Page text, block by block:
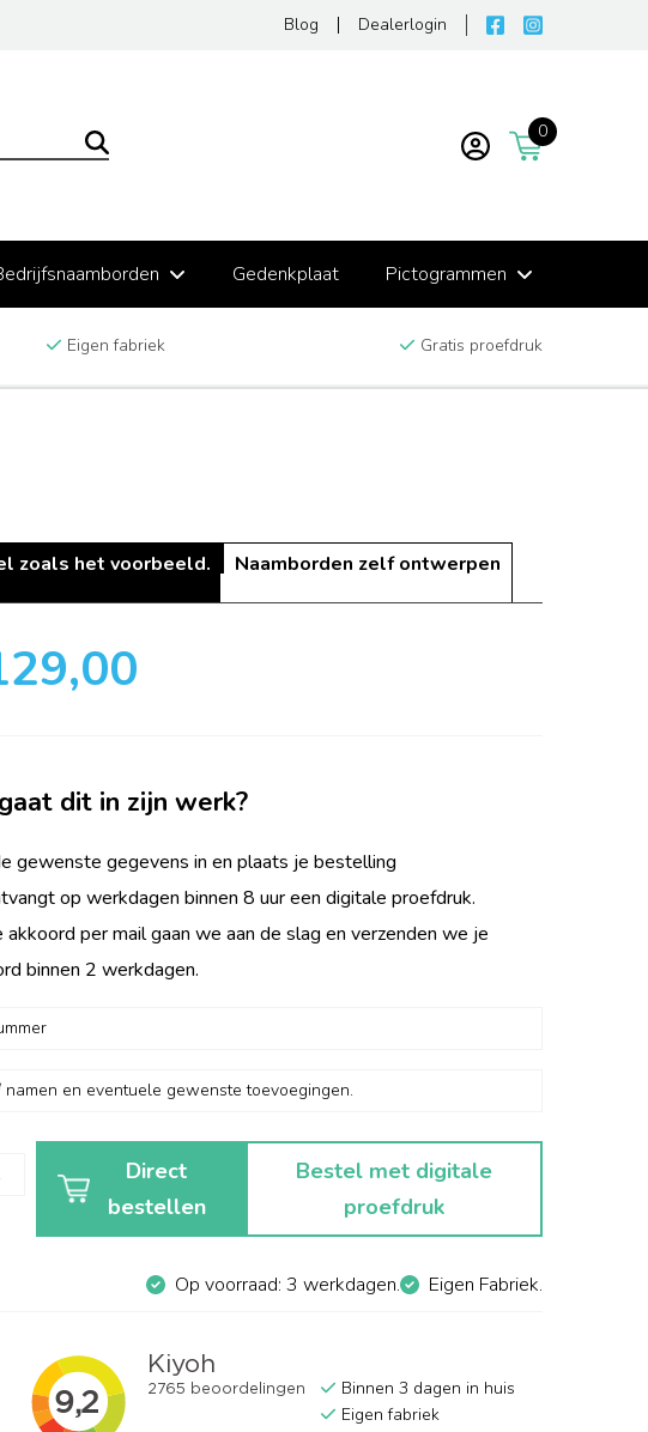
Blog Dealerlogin
0
Gedenkplaat Pictogrammen
Eigen fabriek Gratis proefdruk
zoals het voorbeeld. Naamborden zelf ontwerpen
dit in zijn werk?
gewenste gegevens in en plaats je bestelling
op werkdagen binnen 8 uur een digitale proefdruk.
akkoord per mail gaan we aan de slag en verzenden we je
binnen 2 werkdagen.
Direct
bestellen
Bestel met digitale
proefdruk
Op voorraad: 3 werkdagen. Eigen Fabriek.
Binnen 3 dagen in huis
Eigen fabriek